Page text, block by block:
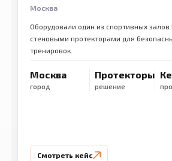
Москва
Оборудовали один из спортивных залов
стеновыми протекторами для
тренировок.
Москва
город
Протекторы
решение
Смотреть кейс